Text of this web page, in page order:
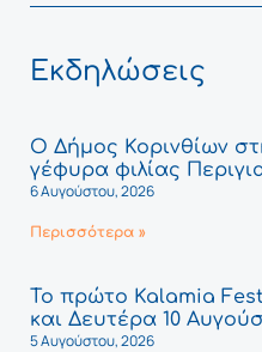
Εκδηλώσεις
Ο Δήμος Κορινθίων
γέφυρα φιλίας
6 Αυγούστου, 2026
Περισσότερα »
Το πρώτο Kalamia
και Δευτέρα 10
5 Αυγούστου, 2026